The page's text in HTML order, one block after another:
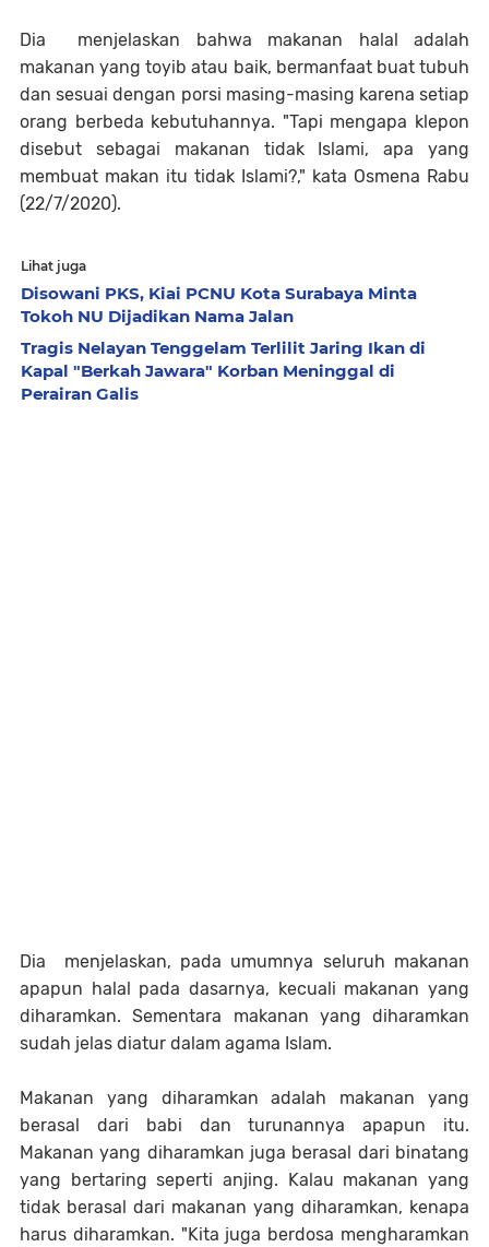
Dia menjelaskan bahwa makanan halal adalah
makanan yang toyib atau baik, bermanfaat buat tubuh
dan sesuai dengan porsi masing-masing karena setiap
orang berbeda kebutuhannya. "Tapi mengapa klepon
disebut sebagai makanan tidak Islami, apa yang
membuat makan itu tidak Islami?," kata Osmena Rabu
(22/7/2020).
Lihat juga
Disowani PKS, Kiai PCNU Kota Surabaya Minta
Tokoh NU Dijadikan Nama Jalan
Tragis Nelayan Tenggelam Terlilit Jaring Ikan di
Kapal "Berkah Jawara" Korban Meninggal di
Perairan Galis
Dia menjelaskan, pada umumnya seluruh makanan
apapun halal pada dasarnya, kecuali makanan yang
diharamkan. Sementara makanan yang diharamkan
sudah jelas diatur dalam agama Islam.
Makanan yang diharamkan adalah makanan yang
berasal dari babi dan turunannya apapun itu.
Makanan yang diharamkan juga berasal dari binatang
yang bertaring seperti anjing. Kalau makanan yang
tidak berasal dari makanan yang diharamkan, kenapa
harus diharamkan. "Kita juga berdosa mengharamkan